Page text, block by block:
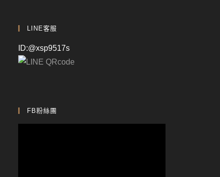
LINE客服
ID:@xsp9517s
FB粉絲團